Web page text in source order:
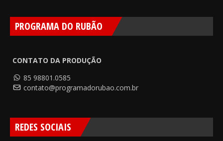
PROGRAMA DO RUBÃO
CONTATO DA PRODUÇÃO
85 98801.0585
contato@programadorubao.com.br
REDES SOCIAIS